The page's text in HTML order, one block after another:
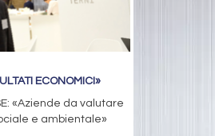
ECONOMICI»
«Aziende da valutare
e ambientale»